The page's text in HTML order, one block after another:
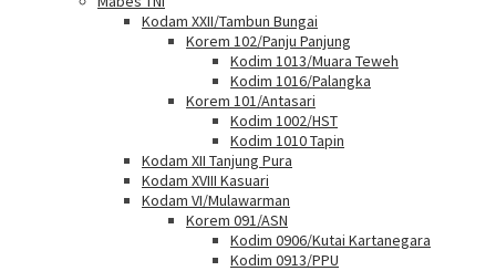
Kodam XXII/Tambun Bungai
Korem 102/Panju Panjung
Kodim 1013/Muara Teweh
Kodim 1016/Palangka
Korem 101/Antasari
Kodim 1002/HST
Kodim 1010 Tapin
Kodam XII Tanjung Pura
Kodam XVIII Kasuari
Kodam VI/Mulawarman
Korem 091/ASN
Kodim 0906/Kutai Kartanegara
Kodim 0913/PPU